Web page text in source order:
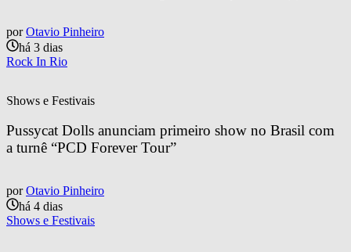
por Otavio Pinheiro
há 3 dias
Rock In Rio
Shows e Festivais
Pussycat Dolls anunciam primeiro show no Brasil com
a turnê “PCD Forever Tour”
por Otavio Pinheiro
há 4 dias
Shows e Festivais